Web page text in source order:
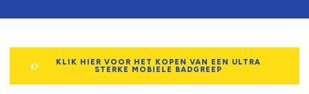
KLIK HIER VOOR HET KOPEN VAN EEN ULTRA
STERKE MOBIELE BADGREEP